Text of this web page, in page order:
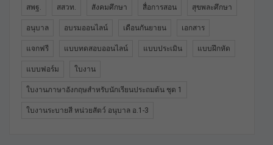
สพฐ. สสวท. สังคมศึกษา สื่อการสอน สุขพละศึกษา
อนุบาล อบรมออนไลน์ เดือนกันยายน เอกสาร
แจกฟรี แบบทดสอบออนไลน์ แบบประเมิน แบบฝึกหัด
แบบฟอร์ม ใบงาน
ใบงานภาษาอังกฤษสำหรับนักเรียนประถมต้น ชุด 1
ใบงานระบายสี หน่วยสัตว์ อนุบาล อ.1-3